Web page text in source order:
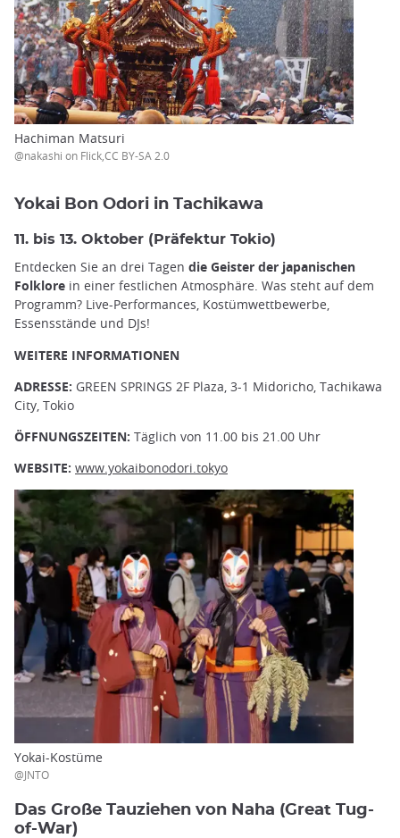
Hachiman Matsuri
@nakashi on Flick,CC BY-SA 2.0
Yokai Bon Odori in Tachikawa
11. bis 13. Oktober (Präfektur Tokio)
Entdecken Sie an drei Tagen die Geister der japanischen
Folklore in einer festlichen Atmosphäre. Was steht auf dem
Programm? Live-Performances, Kostümwettbewerbe,
Essensstände und DJs!
WEITERE INFORMATIONEN
ADRESSE: GREEN SPRINGS 2F Plaza, 3-1 Midoricho, Tachikawa
City, Tokio
ÖFFNUNGSZEITEN: Täglich von 11.00 bis 21.00 Uhr
WEBSITE: www.yokaibonodori.tokyo
Yokai-Kostüme
@JNTO
Das Große Tauziehen von Naha (Great Tug-
of-War)